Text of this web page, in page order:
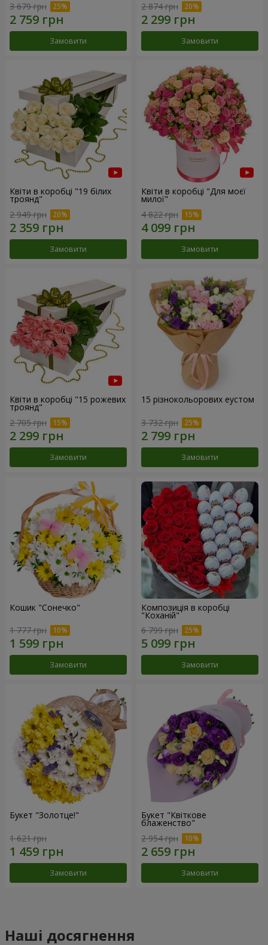
3 679 грн
Замовити
2 874 грн
Замовити
Квіти в коробці "19 білих
троянд"
2 949 грн
Замовити
Квіти в коробці "Для моєї
милої"
4 822 грн
Замовити
Квіти в коробці "15 рожевих
троянд"
2 705 грн
Замовити
15 різнокольорових еустом
3 732 грн
Замовити
Кошик "Сонечко"
1 777 грн
Замовити
Композиція в коробці
"Коханій"
6 799 грн
Замовити
Букет "Золотце!"
1 621 грн
Замовити
Букет "Квіткове
блаженство"
2 954 грн
Замовити
Наші досягнення